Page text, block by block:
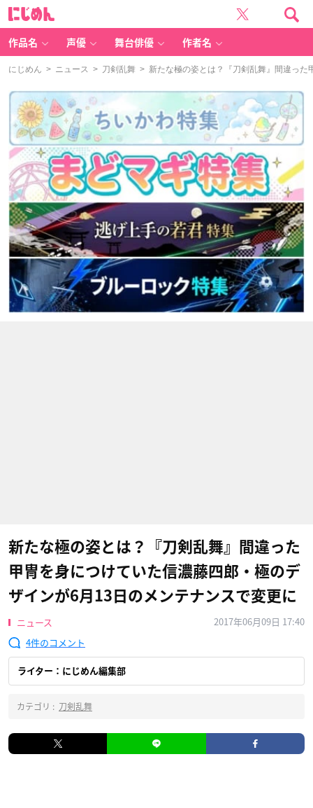
作品名 声優 舞台俳優 作者名
にじめん > ニュース > 刀剣乱舞 > 新たな極の姿とは？『刀剣乱舞』間違った
新たな極の姿とは？『刀剣乱舞』間違った
甲冑を身につけていた信濃藤四郎・極のデ
ザインが6月13日のメンテナンスで変更に
ニュース
2017年06月09日 17:40
4
ライター：にじめん編集部
カテゴリ : 刀剣乱舞